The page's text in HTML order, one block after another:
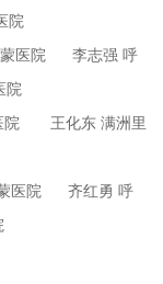
院
蒙医院李志强 呼
院
医院 王化东 满洲里
蒙医院齐红勇 呼